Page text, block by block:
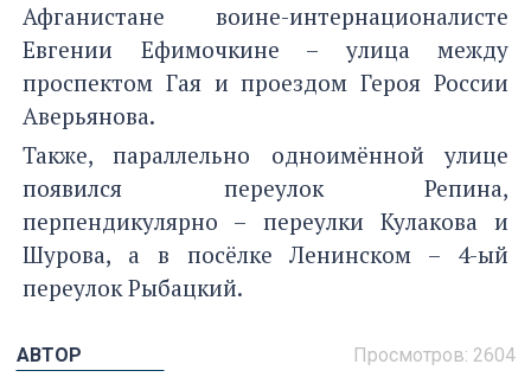
Афганистане воине-интернационалисте
Евгении Ефимочкине – улица между
проспектом Гая и проездом Героя России
Аверьянова.
Также, параллельно одноимённой улице
появился переулок Репина,
перпендикулярно – переулки Кулакова и
Шурова, а в посёлке Ленинском – 4-ый
переулок Рыбацкий.
Просмотров: 2604
АВТОР